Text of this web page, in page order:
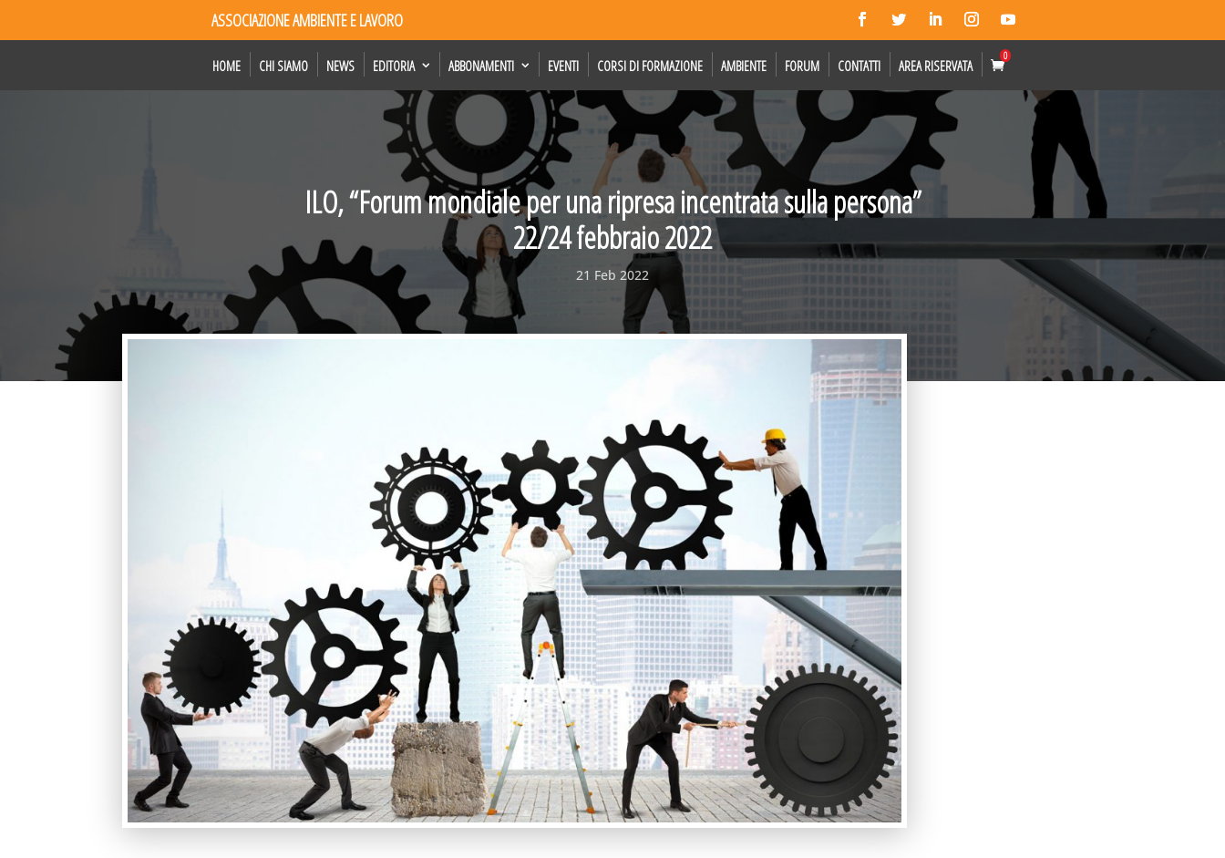
ASSOCIAZIONE AMBIENTE E LAVORO
HOME CHI SIAMO NEWS EDITORIA ABBONAMENTI EVENTI CORSI DI FORMAZIONE AMBIENTE FORUM CONTATTI AREA RISERVATA
0
ILO, “Forum mondiale per una ripresa incentrata sulla persona”
22/24 febbraio 2022
21 Feb 2022